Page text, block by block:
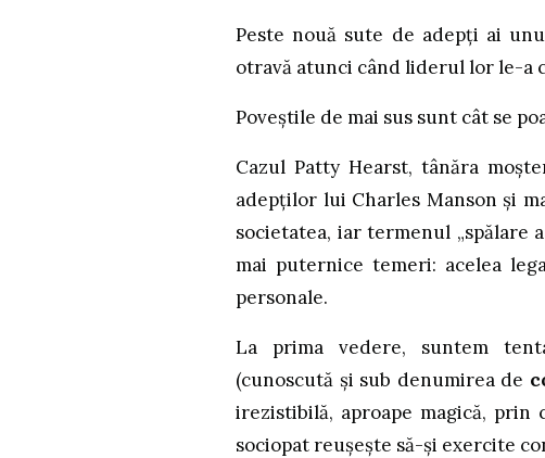
Peste nouă sute de adepți ai
otravă atunci când liderul lor le-a
Poveștile de mai sus sunt cât se
Cazul Patty Hearst, tânăra
adepților lui Charles Manson și
societatea, iar termenul „spălare
mai puternice temeri: acelea
personale.
La prima vedere, suntem
(cunoscută și sub denumirea de
irezistibilă, aproape magică,
sociopat reușește să-și exercite